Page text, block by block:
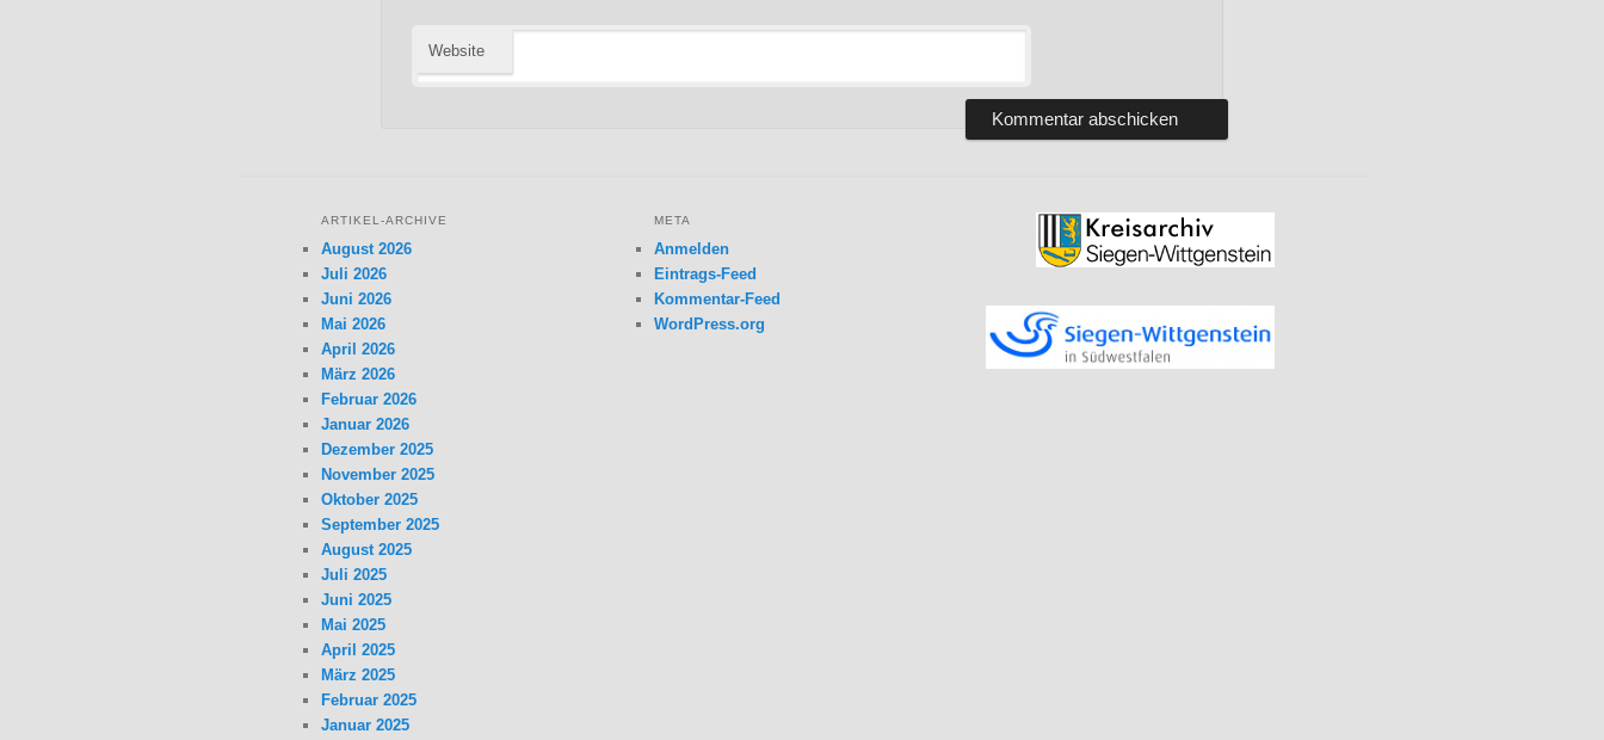
Website
ARTIKEL-ARCHIVE
August 2026
Juli 2026
Juni 2026
Mai 2026
April 2026
März 2026
Februar 2026
Januar 2026
Dezember 2025
November 2025
Oktober 2025
September 2025
August 2025
Juli 2025
Juni 2025
Mai 2025
April 2025
März 2025
Februar 2025
Januar 2025
META
Anmelden
Eintrags-Feed
Kommentar-Feed
WordPress.org